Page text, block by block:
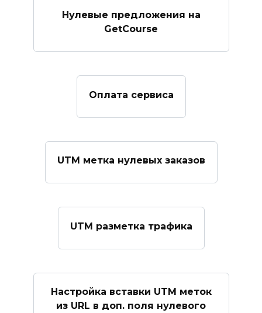
Нулевые предложения на
GetCourse
Оплата сервиса
UTM метка нулевых заказов
UTM разметка трафика
Настройка вставки UTM меток
из URL в доп. поля нулевого